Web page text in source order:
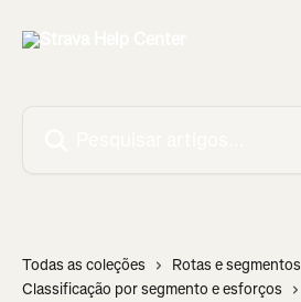
Todas as coleções
Rotas e segmentos
Classificação por segmento e esforços